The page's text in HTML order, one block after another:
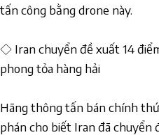
tấn công bằng drone này.
◇ Iran chuyển đề xuất 14
phong tỏa hàng hải
Hãng thông tấn bán chính
phán cho biết Iran đã chuyển